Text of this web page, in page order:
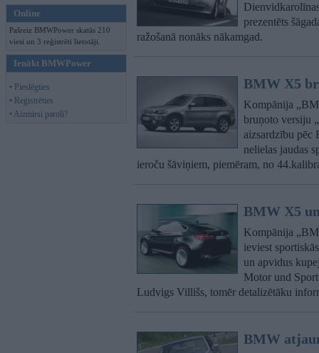
Online
Pašreiz BMWPower skatās 210
viesi un 3 reģistrēti lietotāji.
Ienākt BMWPower
• Pieslēgties
• Reģistrēties
• Aizmirsi paroli?
prezentēts
ražošanā nonāks nākamgad.
BMW X5
Kompānija
bruņoto versiju
aizsardzību pēc
nelielas jaudas
ieroču šāviņiem, piemēram, no
BMW X5
Kompānija
ieviest
un apvidus
Motor und
Ludvigs Villišs, tomēr detalizētāku
BMW